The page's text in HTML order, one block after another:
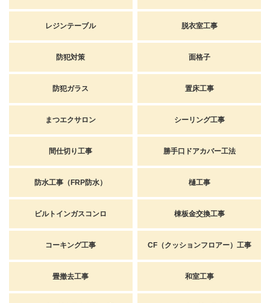
レジンテーブル 脱衣室工事
防犯対策 面格子
防犯ガラス 置床工事
まつエクサロン シーリング工事
間仕切り工事 勝手口ドアカバー工法
防水工事（FRP防水） 樋工事
ビルトインガスコンロ 棟板金交換工事
コーキング工事 CF（クッションフロアー）工事
畳撤去工事 和室工事